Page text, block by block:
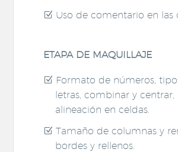
Uso de comentario en las
ETAPA DE MAQUILLAJE
Formato de números,
letras, combinar y centrar,
alineación en celdas.
Tamaño de columnas y
bordes y rellenos.